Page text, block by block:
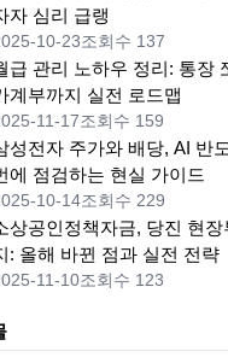
자 심리 급랭
10-23조회수 137
급 관리 노하우 정리: 통장
계부까지 실전 로드맵
11-17조회수 159
성전자 주가와 배당, AI 반
에 점검하는 현실 가이드
10-14조회수 229
상공인정책자금, 당진 현장
: 올해 바뀐 점과 실전 전략
11-10조회수 123